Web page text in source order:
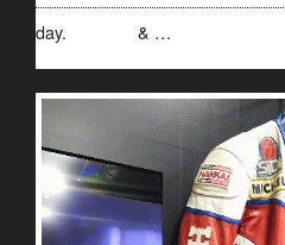
day. & …